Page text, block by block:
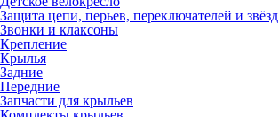
Защита цепи, перьев, переключателей и звёзд
Звонки и клаксоны
Крепление
Крылья
Задние
Передние
Запчасти для крыльев